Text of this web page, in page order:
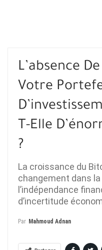
L’absence
Votre
T-Elle
?
La croissance du
changement dans
l’indépendance
d’incertitude
Par Mahmoud Adnan